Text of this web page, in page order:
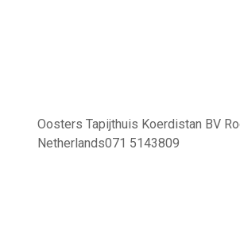
Oosters Tapijthuis Koerdistan BV
Netherlands071 5143809